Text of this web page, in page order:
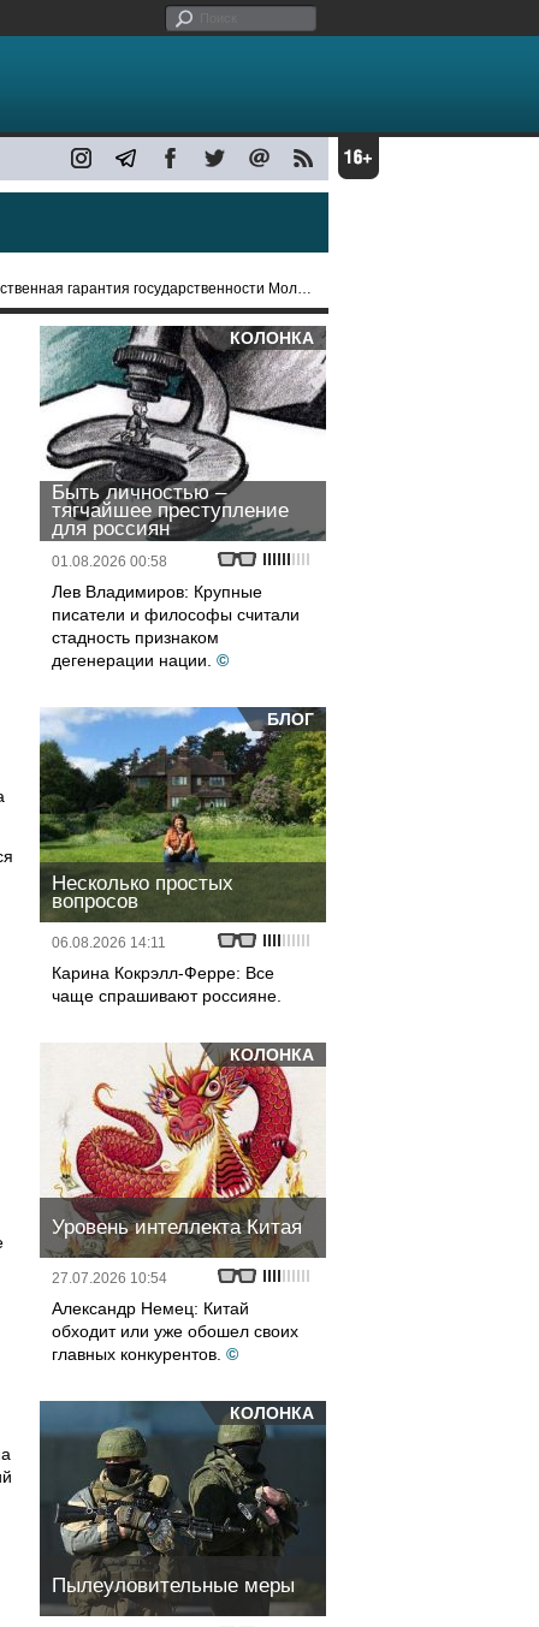
гарантия государственности Молдовы
КОЛОНКА
Быть личностью –
тягчайшее преступление
для россиян
01.08.2026 00:58
Лев Владимиров: Крупные
писатели и философы считали
стадность признаком
дегенерации нации. ©
БЛОГ
Несколько простых
вопросов
06.08.2026 14:11
Карина Кокрэлл-Ферре: Все
чаще спрашивают россияне.
КОЛОНКА
Уровень интеллекта Китая
27.07.2026 10:54
Александр Немец: Китай
обходит или уже обошел своих
главных конкурентов. ©
КОЛОНКА
Пылеуловительные меры